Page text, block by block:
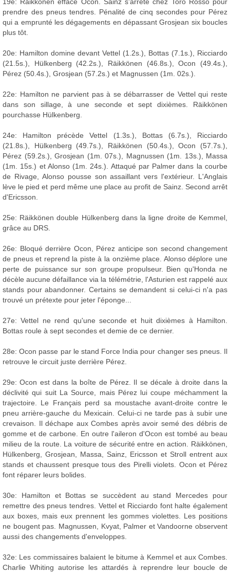
19e: Räikkönen efface Ocon. Sainz s'arrête chez Toro Rosso pour
prendre des pneus tendres. Pénalité de cinq secondes pour Pérez
qui a emprunté les dégagements en dépassant Grosjean six boucles
plus tôt.
20e: Hamilton domine devant Vettel (1.2s.), Bottas (7.1s.), Ricciardo
(21.5s.), Hülkenberg (42.2s.), Räikkönen (46.8s.), Ocon (49.4s.),
Pérez (50.4s.), Grosjean (57.2s.) et Magnussen (1m. 02s.).
22e: Hamilton ne parvient pas à se débarrasser de Vettel qui reste
dans son sillage, à une seconde et sept dixièmes. Räikkönen
pourchasse Hülkenberg.
24e: Hamilton précède Vettel (1.3s.), Bottas (6.7s.), Ricciardo
(21.8s.), Hülkenberg (49.7s.), Räikkönen (50.4s.), Ocon (57.7s.),
Pérez (59.2s.), Grosjean (1m. 07s.), Magnussen (1m. 13s.), Massa
(1m. 15s.) et Alonso (1m. 24s.). Attaqué par Palmer dans la courbe
de Rivage, Alonso pousse son assaillant vers l'extérieur. L'Anglais
lève le pied et perd même une place au profit de Sainz. Second arrêt
d'Ericsson.
25e: Räikkönen double Hülkenberg dans la ligne droite de Kemmel,
grâce au DRS.
26e: Bloqué derrière Ocon, Pérez anticipe son second changement
de pneus et reprend la piste à la onzième place. Alonso déplore une
perte de puissance sur son groupe propulseur. Bien qu'Honda ne
décèle aucune défaillance via la télémétrie, l'Asturien est rappelé aux
stands pour abandonner. Certains se demandent si celui-ci n'a pas
trouvé un prétexte pour jeter l'éponge...
27e: Vettel ne rend qu'une seconde et huit dixièmes à Hamilton.
Bottas roule à sept secondes et demie de ce dernier.
28e: Ocon passe par le stand Force India pour changer ses pneus. Il
retrouve le circuit juste derrière Pérez.
29e: Ocon est dans la boîte de Pérez. Il se décale à droite dans la
déclivité qui suit La Source, mais Pérez lui coupe méchamment la
trajectoire. Le Français perd sa moustache avant-droite contre le
pneu arrière-gauche du Mexicain. Celui-ci ne tarde pas à subir une
crevaison. Il déchape aux Combes après avoir semé des débris de
gomme et de carbone. En outre l'aileron d'Ocon est tombé au beau
milieu de la route. La voiture de sécurité entre en action. Räikkönen,
Hülkenberg, Grosjean, Massa, Sainz, Ericsson et Stroll entrent aux
stands et chaussent presque tous des Pirelli violets. Ocon et Pérez
font réparer leurs bolides.
30e: Hamilton et Bottas se succèdent au stand Mercedes pour
remettre des pneus tendres. Vettel et Ricciardo font halte également
aux boxes, mais eux prennent les gommes violettes. Les positions
ne bougent pas. Magnussen, Kvyat, Palmer et Vandoorne observent
aussi des changements d'enveloppes.
32e: Les commissaires balaient le bitume à Kemmel et aux Combes.
Charlie Whiting autorise les attardés à reprendre leur boucle de